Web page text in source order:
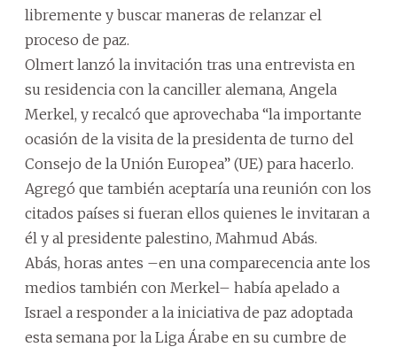
libremente y buscar maneras de relanzar el
proceso de paz.
Olmert lanzó la invitación tras una entrevista en
su residencia con la canciller alemana, Angela
Merkel, y recalcó que aprovechaba “la importante
ocasión de la visita de la presidenta de turno del
Consejo de la Unión Europea” (UE) para hacerlo.
Agregó que también aceptaría una reunión con los
citados países si fueran ellos quienes le invitaran a
él y al presidente palestino, Mahmud Abás.
Abás, horas antes –en una comparecencia ante los
medios también con Merkel– había apelado a
Israel a responder a la iniciativa de paz adoptada
esta semana por la Liga Árabe en su cumbre de